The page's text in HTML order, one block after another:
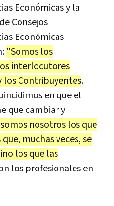
Económicas y la
Consejos
Económicas
"Somos los
interlocutores
los Contribuyentes.
en que el
que cambiar y
nosotros los que
muchas veces, se
los que las
los profesionales en